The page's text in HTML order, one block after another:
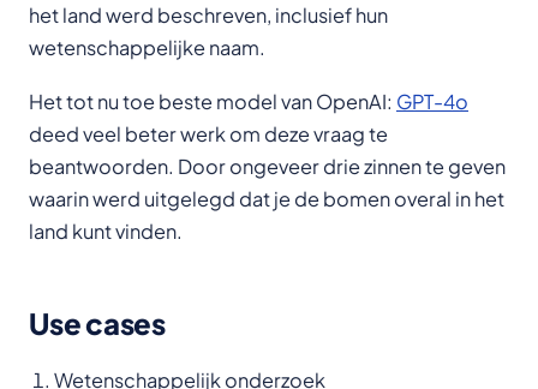
het land werd beschreven, inclusief hun
wetenschappelijke naam.
Het tot nu toe beste model van OpenAI: GPT-4o
deed veel beter werk om deze vraag te
beantwoorden. Door ongeveer drie zinnen te geven
waarin werd uitgelegd dat je de bomen overal in het
land kunt vinden.
Use cases
Wetenschappelijk onderzoek